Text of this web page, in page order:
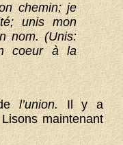
chemin; je
unis mon
nom. (Unis:
coeur à la
del’union.Il y a
Lisons maintenant